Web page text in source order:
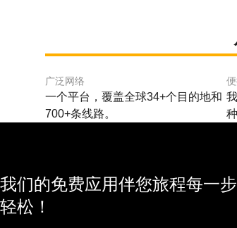
广泛网络
一个平台，覆盖全球34+个目的地和
700+条线路。
我们的免费应用伴您旅程每一
轻松！